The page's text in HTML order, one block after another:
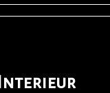
Interieur